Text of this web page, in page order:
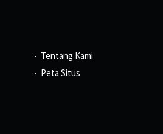
Tentang Kami
Peta Situs